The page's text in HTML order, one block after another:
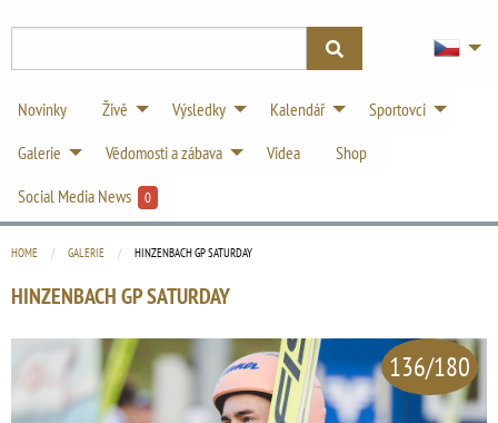
Novinky Živě Výsledky Kalendář
Sportovci
Galerie
Vědomosti a zábava Videa
Shop
Social Media News
0
HOME GALERIE CURRENT:
HINZENBACH GP SATURDAY
HINZENBACH GP SATURDAY
136/180